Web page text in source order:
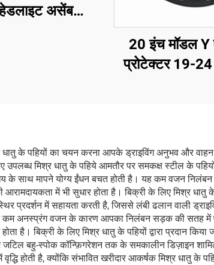
असेंबली,
20 इंच मॉडल Y
प्रोटेक्टर 19-
धातु के पहियों का चयन करना आपके ड्राइविंग अनुभव और
उपलब्ध मिश्र धातु के पहिये आमतौर पर समकक्ष स्टील के
के साथ मापने योग्य ईंधन बचत होती है। यह कम वजन निलंबन
आरामदायकता में भी सुधार होता है। बिक्री के लिए मिश्र
प्रदर्शन में सहायता करती है, जिससे लंबी ढलान वाली
कम अनस्प्रंग वजन के कारण आपका निलंबन सड़क की सतह में
होता है। बिक्री के लिए मिश्र धातु के पहियों द्वारा प्रदान
बहु-स्पोक कॉन्फ़िगरेशन तक के समकालीन डिज़ाइन
वृद्धि होती है, क्योंकि संभावित खरीदार आकर्षक मिश्र